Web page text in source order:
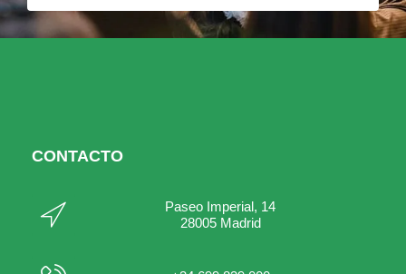
CONTACTO
Paseo Imperial, 14
28005 Madrid